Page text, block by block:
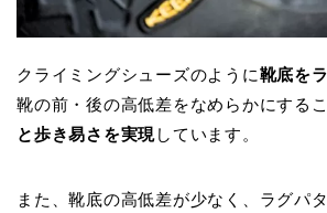
クライミングシューズのように靴底を
靴の前・後の高低差をなめらかにするこ
と歩き易さを実現しています。
また、靴底の高低差が少なく、ラグパ